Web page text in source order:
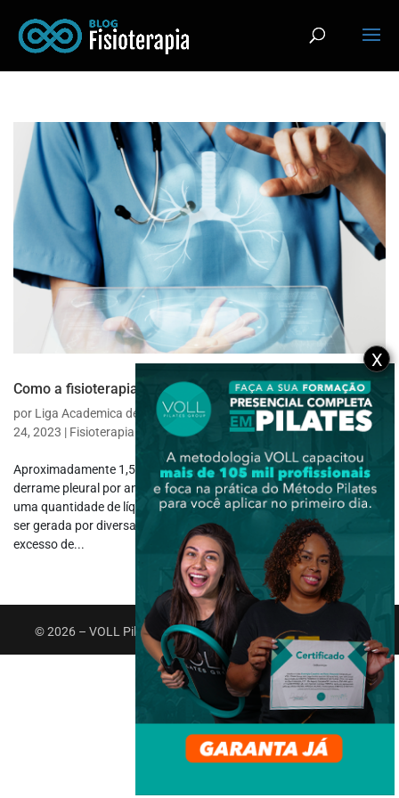
Como a fisioterapia pode ajudar no Derrame Pleural?
por Liga Academica de Fisioterapia Respiratoria e Tabagismo|nov
24, 2023 | Fisioterapia Específica,Fisioterapia Respiratória
Aproximadamente 1,5 milhão de pessoas são diagnosticadas com
derrame pleural por ano. Em resumo, é uma condição resultante de
uma quantidade de líquido excessivo no espaço pleural, que pode
ser gerada por diversas etiologias. Segundo Pereira e Oliveira, o
excesso de...
© 2026 – VOLL Pilates Group. Todos os direitos reservados.
X